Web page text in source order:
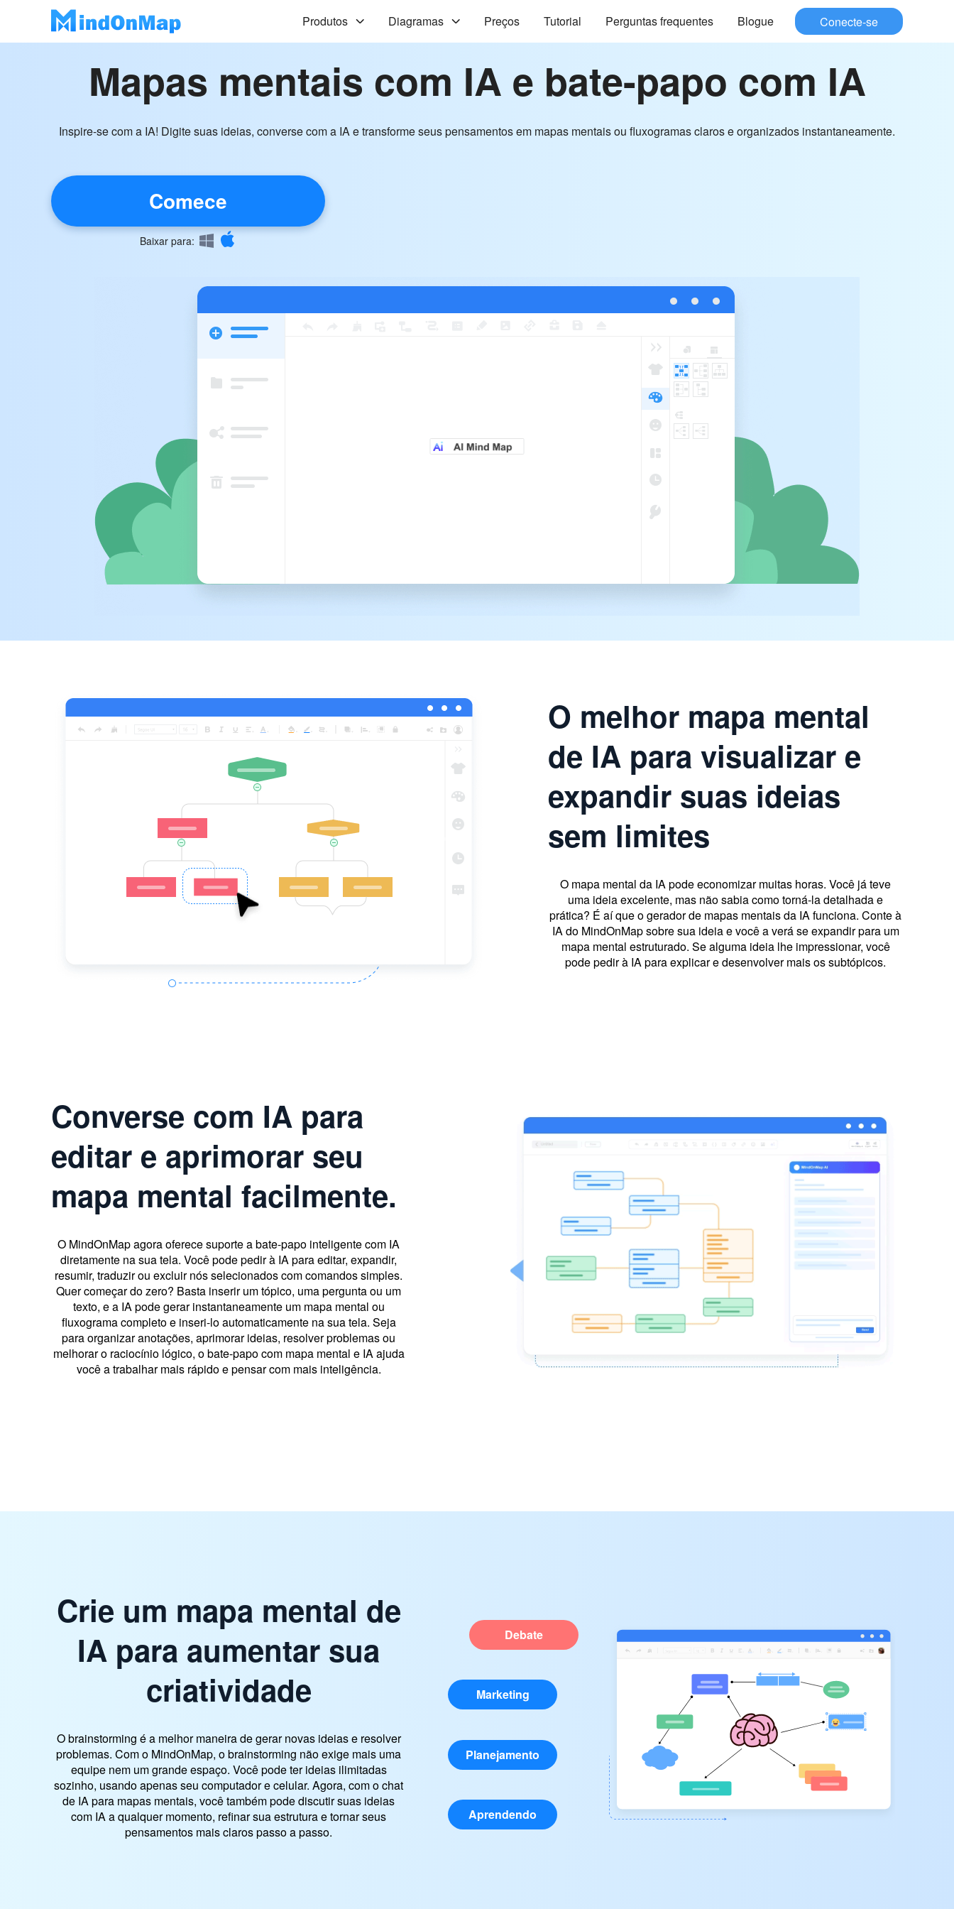
Produtos Diagramas Preços Tutorial Perguntas frequentes Blogue Conecte-se
Mapas mentais com IA e bate-papo com IA
Inspire-se com a IA! Digite suas ideias, converse com a IA e transforme seus pensamentos em mapas mentais ou fluxogramas claros e organizados instantaneamente.
Comece
gratuitamente
Baixar para:
O melhor mapa mental
de IA para visualizar e
expandir suas ideias
sem limites
O mapa mental da IA pode economizar muitas horas. Você já teve
uma ideia excelente, mas não sabia como torná-la detalhada e
prática? É aí que o gerador de mapas mentais da IA funciona. Conte à
IA do MindOnMap sobre sua ideia e você a verá se expandir para um
mapa mental estruturado. Se alguma ideia lhe impressionar, você
pode pedir à IA para explicar e desenvolver mais os subtópicos.
Converse com IA para
editar e aprimorar seu
mapa mental facilmente.
O MindOnMap agora oferece suporte a bate-papo inteligente com IA
diretamente na sua tela. Você pode pedir à IA para editar, expandir,
resumir, traduzir ou excluir nós selecionados com comandos simples.
Quer começar do zero? Basta inserir um tópico, uma pergunta ou um
texto, e a IA pode gerar instantaneamente um mapa mental ou
fluxograma completo e inseri-lo automaticamente na sua tela. Seja
para organizar anotações, aprimorar ideias, resolver problemas ou
melhorar o raciocínio lógico, o bate-papo com mapa mental e IA ajuda
você a trabalhar mais rápido e pensar com mais inteligência.
Crie um mapa mental de
IA para aumentar sua
criatividade
O brainstorming é a melhor maneira de gerar novas ideias e resolver
problemas. Com o MindOnMap, o brainstorming não exige mais uma
equipe nem um grande espaço. Você pode ter ideias ilimitadas
sozinho, usando apenas seu computador e celular. Agora, com o chat
de IA para mapas mentais, você também pode discutir suas ideias
com IA a qualquer momento, refinar sua estrutura e tornar seus
pensamentos mais claros passo a passo.
Debate
Marketing
Planejamento
Aprendendo